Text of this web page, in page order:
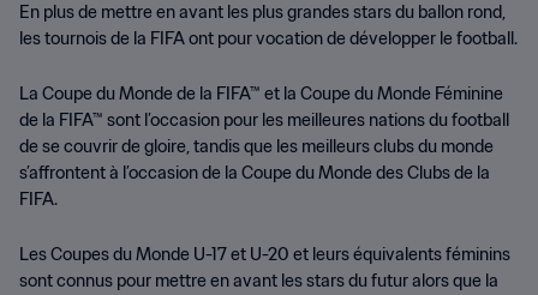
En plus de mettre en avant les plus grandes stars du ballon rond,
les tournois de la FIFA ont pour vocation de développer le football.
La Coupe du Monde de la FIFA™ et la Coupe du Monde Féminine
de la FIFA™ sont l’occasion pour les meilleures nations du football
de se couvrir de gloire, tandis que les meilleurs clubs du monde
s’affrontent à l’occasion de la Coupe du Monde des Clubs de la
FIFA.
Les Coupes du Monde U-17 et U-20 et leurs équivalents féminins
sont connus pour mettre en avant les stars du futur alors que la